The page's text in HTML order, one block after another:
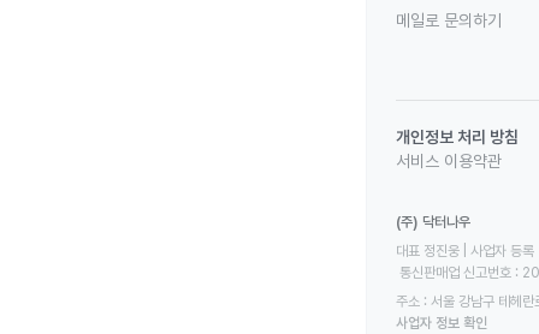
메일로 문의하기
개인정보 처리 방침
서비스 이용약관
(주) 닥터나우
대표 정진웅 | 사업자
통신판매업 신고번호
주소 : 서울 강남구 테헤
사업자 정보 확인